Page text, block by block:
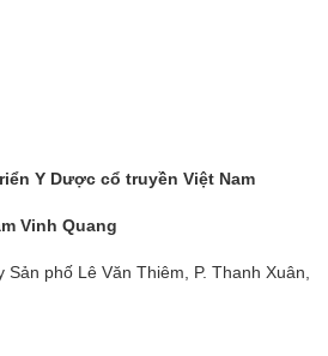
Y Dược cổ truyền Việt Nam
Vinh Quang
Sản phố Lê Văn Thiêm, P. Thanh Xuân,